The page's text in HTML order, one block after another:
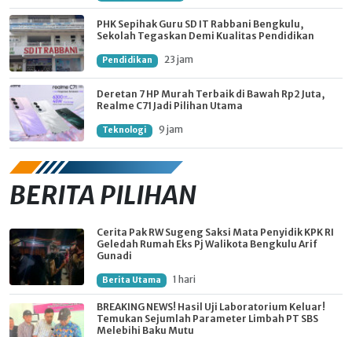
PHK Sepihak Guru SD IT Rabbani Bengkulu,
Sekolah Tegaskan Demi Kualitas Pendidikan
Pendidikan 23 jam
Deretan 7 HP Murah Terbaik di Bawah Rp2 Juta,
Realme C71 Jadi Pilihan Utama
Teknologi 9 jam
BERITA PILIHAN
Cerita Pak RW Sugeng Saksi Mata Penyidik KPK RI
Geledah Rumah Eks Pj Walikota Bengkulu Arif
Gunadi
Berita Utama 1 hari
BREAKING NEWS! Hasil Uji Laboratorium Keluar!
Temukan Sejumlah Parameter Limbah PT SBS
Melebihi Baku Mutu